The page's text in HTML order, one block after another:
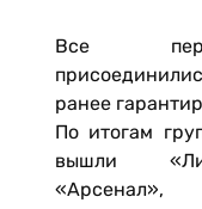
Все
ранее
По итогам
вышли